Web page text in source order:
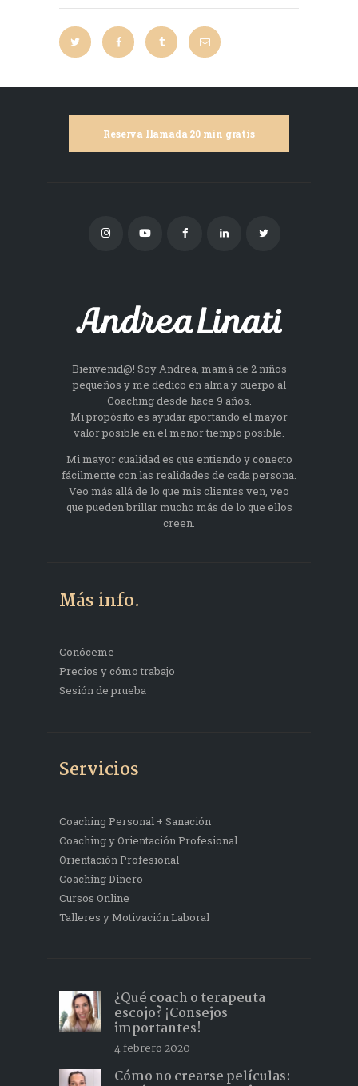
Reserva llamada 20 min gratis
Bienvenid@! Soy Andrea, mamá de 2 niños
pequeños y me dedico en alma y cuerpo al
Coaching desde hace 9 años.
Mi propósito es ayudar aportando el mayor
valor posible en el menor tiempo posible.
Mi mayor cualidad es que entiendo y conecto
fácilmente con las realidades de cada persona.
Veo más allá de lo que mis clientes ven, veo
que pueden brillar mucho más de lo que ellos
creen.
Más info.
Conóceme
Precios y cómo trabajo
Sesión de prueba
Servicios
Coaching Personal + Sanación
Coaching y Orientación Profesional
Orientación Profesional
Coaching Dinero
Cursos Online
Talleres y Motivación Laboral
¿Qué coach o terapeuta
escojo? ¡Consejos
importantes!
4 febrero 2020
Cómo no crearse películas: